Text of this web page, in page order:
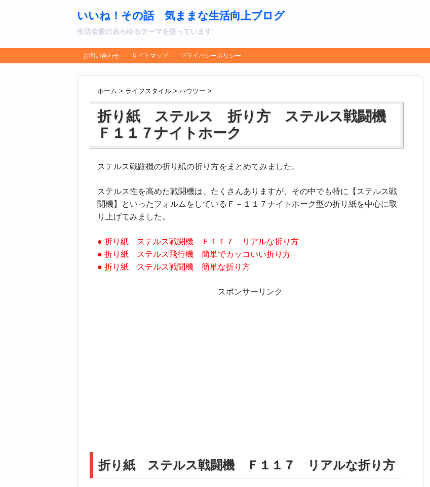
いいね！その話 気ままな生活向上ブログ
生活全般のあらゆるテーマを扱っています
お問い合わせ サイトマップ プライバシーポリシー
ホーム > ライフスタイル > ハウツー >
折り紙 ステルス 折り方 ステルス戦闘機
Ｆ１１７ナイトホーク
ステルス戦闘機の折り紙の折り方をまとめてみました。
ステルス性を高めた戦闘機は、たくさんありますが、その中でも特に【ステルス戦
闘機】といったフォルムをしているＦ－１１７ナイトホーク型の折り紙を中心に取
り上げてみました。
● 折り紙 ステルス戦闘機 Ｆ１１７ リアルな折り方
● 折り紙 ステルス飛行機 簡単でカッコいい折り方
● 折り紙 ステルス戦闘機 簡単な折り方
スポンサーリンク
折り紙 ステルス戦闘機 Ｆ１１７ リアルな折り方